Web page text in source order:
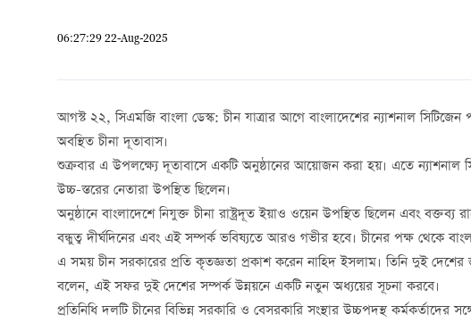
06:27:29 22-Aug-2025
আগস্ট ২২, সিএমজি বাংলা ডেস্ক: চীন যাত্রার আগে বাংলাদেশের ন্যাশনাল সিটিজেন
অবস্থিত চীনা দূতাবাস।
শুক্রবার এ উপলক্ষ্যে দূতাবাসে একটি অনুষ্ঠানের আয়োজন করা হয়। এতে ন্যাশনাল
উচ্চ-স্তরের নেতারা উপস্থিত ছিলেন।
অনুষ্ঠানে বাংলাদেশে নিযুক্ত চীনা রাষ্ট্রদূত ইয়াও ওয়েন উপস্থিত ছিলেন এবং বক্তব্য
বন্ধুত্ব দীর্ঘদিনের এবং এই সম্পর্ক ভবিষ্যতে আরও গভীর হবে। চীনের পক্ষ থেকে
এ সময় চীন সরকারের প্রতি কৃতজ্ঞতা প্রকাশ করেন নাহিদ ইসলাম। তিনি দুই
বলেন, এই সফর দুই দেশের সম্পর্ক উন্নয়নে একটি নতুন অধ্যয়ের সূচনা করবে।
প্রতিনিধি দলটি চীনের বিভিন্ন সরকারি ও বেসরকারি সংস্থার উচ্চপদস্থ